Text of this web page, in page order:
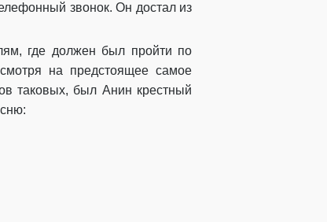
звонок. Он достал из
где должен был пройти по
на предстоящее самое
таковых, был Анин крестный
: